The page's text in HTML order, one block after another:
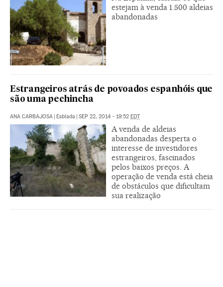
estejam à venda 1.500 aldeias
abandonadas
Estrangeiros atrás de povoados espanhóis que
são uma pechincha
ANA CARBAJOSA | Esblada | SEP 22, 2014 - 19:52 EDT
A venda de aldeias
abandonadas desperta o
interesse de investidores
estrangeiros, fascinados
pelos baixos preços. A
operação de venda está cheia
de obstáculos que dificultam
sua realização